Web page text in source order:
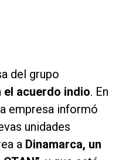
del grupo
el acuerdo indio. En
empresa informó
unidades
a Dinamarca, un